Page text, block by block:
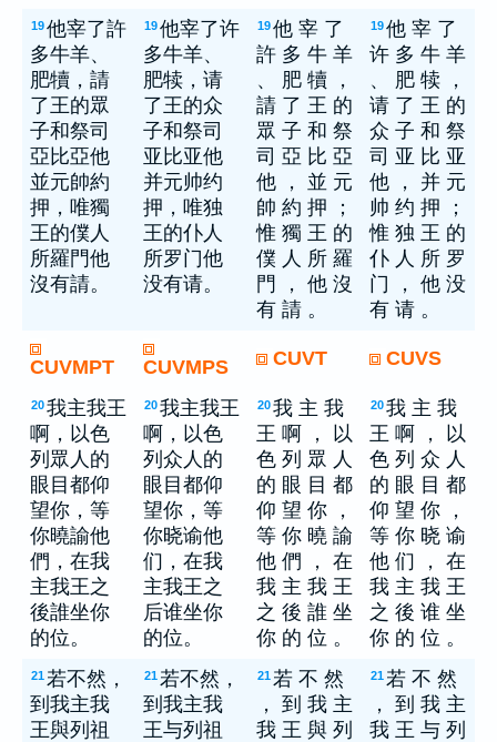
19他宰了許
多牛羊、
肥犢，請
了王的眾
子和祭司
亞比亞他
並元帥約
押，唯獨
王的僕人
所羅門他
沒有請。
19他宰了许
多牛羊、
肥犊，请
了王的众
子和祭司
亚比亚他
并元帅约
押，唯独
王的仆人
所罗门他
没有请。
19他 宰 了
許 多 牛 羊
、 肥 犢 ，
請 了 王 的
眾 子 和 祭
司 亞 比 亞
他 ， 並 元
帥 約 押 ；
惟 獨 王 的
僕 人 所 羅
門 ， 他 沒
有 請 。
19他 宰 了
许 多 牛 羊
、 肥 犊 ，
请 了 王 的
众 子 和 祭
司 亚 比 亚
他 ， 并 元
帅 约 押 ；
惟 独 王 的
仆 人 所 罗
门 ， 他 没
有 请 。
CUVMPT CUVMPS CUVT CUVS
20我主我王
啊，以色
列眾人的
眼目都仰
望你，等
你曉諭他
們，在我
主我王之
後誰坐你
的位。
20我主我王
啊，以色
列众人的
眼目都仰
望你，等
你晓谕他
们，在我
主我王之
后谁坐你
的位。
20我 主 我
王 啊 ， 以
色 列 眾 人
的 眼 目 都
仰 望 你 ，
等 你 曉 諭
他 們 ， 在
我 主 我 王
之 後 誰 坐
你 的 位 。
20我 主 我
王 啊 ， 以
色 列 众 人
的 眼 目 都
仰 望 你 ，
等 你 晓 谕
他 们 ， 在
我 主 我 王
之 後 谁 坐
你 的 位 。
21若不然，
到我主我
王與列祖
21若不然，
到我主我
王与列祖
21若 不 然
， 到 我 主
我 王 與 列
21若 不 然
， 到 我 主
我 王 与 列